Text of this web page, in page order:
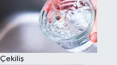
Çekiliş